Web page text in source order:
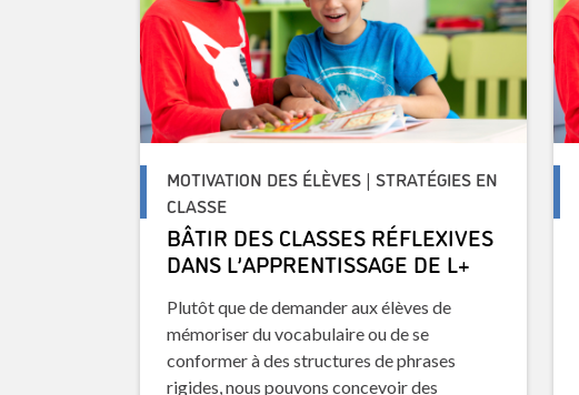
MOTIVATION DES ÉLÈVES | STRATÉGIES EN
CLASSE
BÂTIR DES CLASSES RÉFLEXIVES
DANS L’APPRENTISSAGE DE L+
Plutôt que de demander aux élèves de
mémoriser du vocabulaire ou de se
conformer à des structures de phrases
rigides, nous pouvons concevoir des